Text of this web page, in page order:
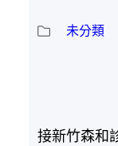
未分類
接新竹森和